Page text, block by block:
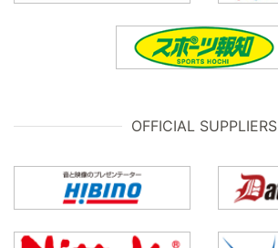
OFFICIAL SUPPLIERS